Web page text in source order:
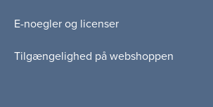
E-noegler og licenser
Tilgængelighed på webshoppen